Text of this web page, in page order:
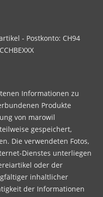
- Postkonto: CH94
Informationen zu
Produkte
von marowil
gespeichert,
Die verwendeten Fotos,
Dienstes unterliegen
oder der
inhaltlicher
der Informationen